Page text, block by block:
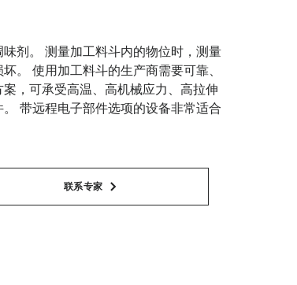
剂。 测量加工料斗内的物位时，测量
。 使用加工料斗的生产商需要可靠、
，可承受高温、高机械应力、高拉伸
带远程电子部件选项的设备非常适合
联系专家